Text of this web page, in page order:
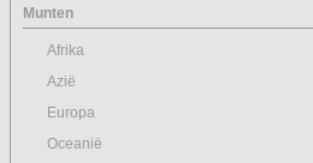
Munten
Afrika
Azië
Europa
Oceanië